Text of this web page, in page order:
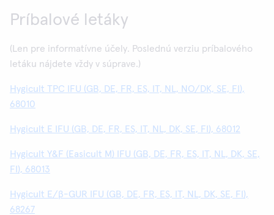
Príbalové letáky
(Len pre informatívne účely. Poslednú verziu príbalového
letáku nájdete vždy v súprave.)
Hygicult TPC IFU (GB, DE, FR, ES, IT, NL, NO/DK, SE, FI),
68010
Hygicult E IFU (GB, DE, FR, ES, IT, NL, DK, SE, FI), 68012
Hygicult Y&F (Easicult M) IFU (GB, DE, FR, ES, IT, NL, DK, SE,
FI), 68013
Hygicult E/β-GUR IFU (GB, DE, FR, ES, IT, NL, DK, SE, FI),
68267